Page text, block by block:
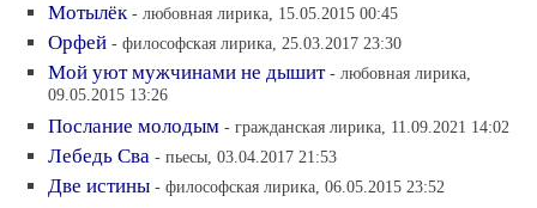
Мотылёк - любовная лирика, 15.05.2015 00:45
Орфей - философская лирика, 25.03.2017 23:30
Мой уют мужчинами не дышит - любовная лирика,
09.05.2015 13:26
Послание молодым - гражданская лирика, 11.09.2021 14:02
Лебедь Сва - пьесы, 03.04.2017 21:53
Две истины - философская лирика, 06.05.2015 23:52